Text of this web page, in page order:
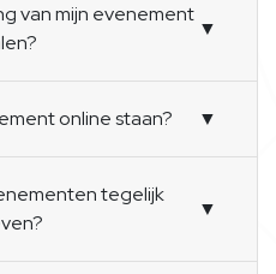
van mijn evenement
▼
online staan? ▼
tegelijk
▼